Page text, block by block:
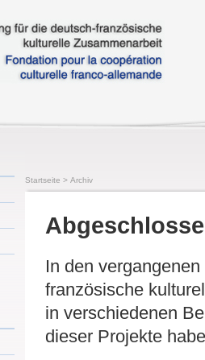
Startseite > Archiv
In den
französische
in verschiedenen
dieser Projekte